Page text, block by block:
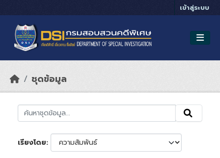
เข้าสู่ระบบ
ชุดข้อมูล
เรียงโดย